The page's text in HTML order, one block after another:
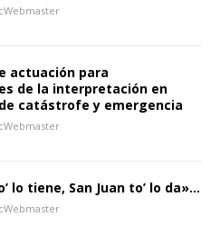
cWebmaster
actuación para
de la interpretación en
catástrofe y emergencia
cWebmaster
lo tiene, San Juan to’ lo da»…
cWebmaster